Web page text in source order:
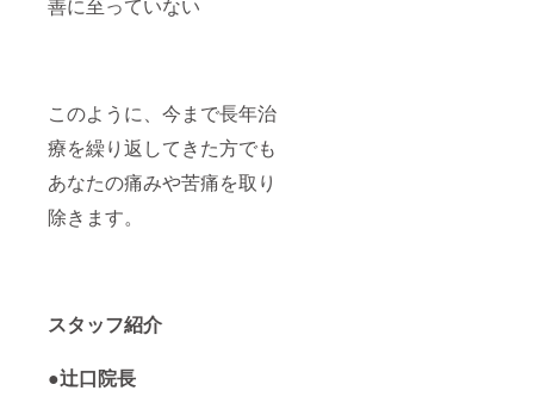
このように、今まで長年治
療を繰り返してきた方でも
あなたの痛みや苦痛を取り
除きます。
スタッフ紹介
●辻口院長